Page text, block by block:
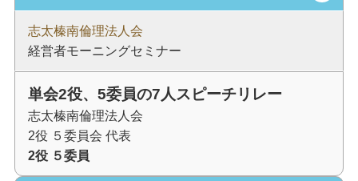
志太榛南倫理法人会
経営者モーニングセミナー
単会2役、5委員の7人スピーチリレー
志太榛南倫理法人会
2役 ５委員会 代表
2役 ５委員